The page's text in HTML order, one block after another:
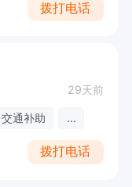
拨打电话
29天前
交通补助 ...
拨打电话